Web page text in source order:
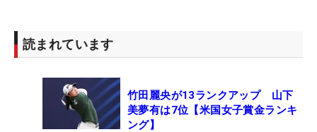
読まれています
竹田麗央が13ランクアップ 山下
美夢有は7位【米国女子賞金ランキ
ング】